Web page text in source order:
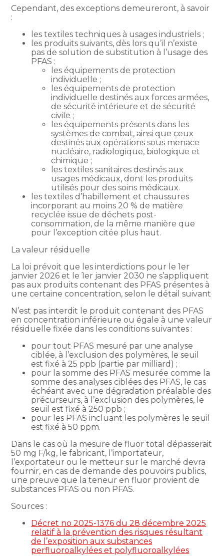
Cependant, des exceptions demeureront, à savoir
:
les textiles techniques à usages industriels ;
les produits suivants, dès lors qu’il n’existe
pas de solution de substitution à l’usage des
PFAS :
les équipements de protection
individuelle ;
les équipements de protection
individuelle destinés aux forces armées,
de sécurité intérieure et de sécurité
civile ;
les équipements présents dans les
systèmes de combat, ainsi que ceux
destinés aux opérations sous menace
nucléaire, radiologique, biologique et
chimique ;
les textiles sanitaires destinés aux
usages médicaux, dont les produits
utilisés pour des soins médicaux.
les textiles d’habillement et chaussures
incorporant au moins 20 % de matière
recyclée issue de déchets post-
consommation, de la même manière que
pour l’exception citée plus haut.
La valeur résiduelle
La loi prévoit que les interdictions pour le 1er
janvier 2026 et le 1er janvier 2030 ne s’appliquent
pas aux produits contenant des PFAS présentes à
une certaine concentration, selon le détail suivant
N’est pas interdit le produit contenant des PFAS
en concentration inférieure ou égale à une valeur
résiduelle fixée dans les conditions suivantes :
pour tout PFAS mesuré par une analyse
ciblée, à l’exclusion des polymères, le seuil
est fixé à 25 ppb (partie par milliard) ;
pour la somme des PFAS mesurée comme la
somme des analyses ciblées des PFAS, le cas
échéant avec une dégradation préalable des
précurseurs, à l’exclusion des polymères, le
seuil est fixé à 250 ppb ;
pour les PFAS incluant les polymères le seuil
est fixé à 50 ppm.
Dans le cas où la mesure de fluor total dépasserait
50 mg F/kg, le fabricant, l’importateur,
l’exportateur ou le metteur sur le marché devra
fournir, en cas de demande des pouvoirs publics,
une preuve que la teneur en fluor provient de
substances PFAS ou non PFAS.
Sources :
Décret no 2025-1376 du 28 décembre 2025
relatif à la prévention des risques résultant
de l’exposition aux substances
perfluoroalkylées et polyfluoroalkylées